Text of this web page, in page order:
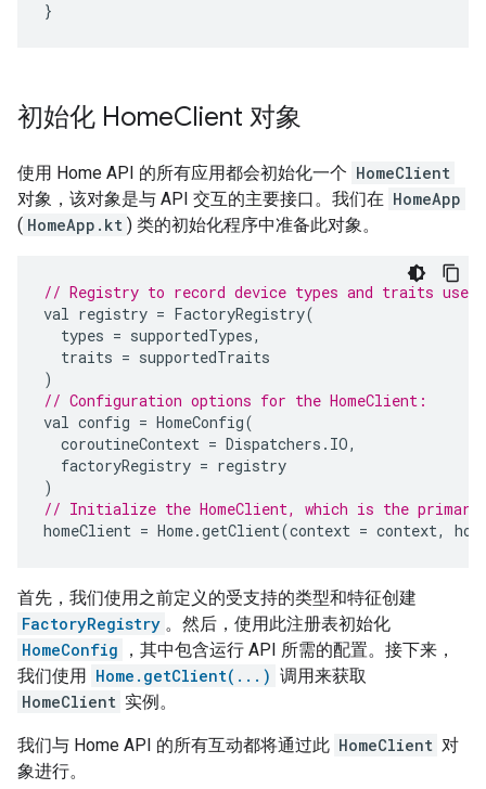
初始化 HomeClient 对象
使用 Home API 的所有应用都会初始化一个 HomeClient
对象，该对象是与 API 交互的主要接口。我们在 HomeApp
( HomeApp.kt ) 类的初始化程序中准备此对象。
// Registry to record device types and traits
val registry = FactoryRegistry(
types = supportedTypes,
traits = supportedTraits
)
// Configuration options for the HomeClient:
val config = HomeConfig(
coroutineContext = Dispatchers . IO,
factoryRegistry = registry
)
// Initialize the HomeClient, which is the primary
homeClient = Home.getClient(context = context,
首先，我们使用之前定义的受支持的类型和特征创建
FactoryRegistry 。然后，使用此注册表初始化
HomeConfig
，其中包含运行 API 所需的配置。接下来，
我们使用 Home.getClient(...) 调用来获取
HomeClient 实例。
我们与 Home API 的所有互动都将通过此 HomeClient 对
象进行。